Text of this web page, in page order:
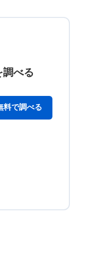
べる
料で調べる